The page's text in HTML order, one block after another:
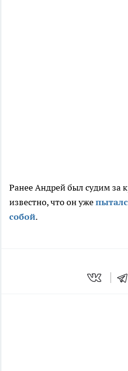
Ранее Андрей был судим за
известно, что он уже
собой.